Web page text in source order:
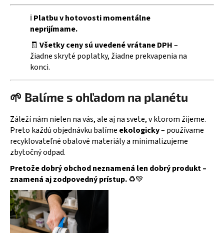
ℹ️ Platbu v hotovosti momentálne
neprijímame.
🧾 Všetky ceny sú uvedené vrátane DPH–
žiadne skryté poplatky, žiadne prekvapenia na
konci.
🌱 Balíme s ohľadom na planétu
Záleží nám nielen na vás, ale aj na svete, v ktorom žijeme.
Preto každú objednávku balíme ekologicky– používame
recyklovateľné obalové materiály a minimalizujeme
zbytočný odpad.
Pretože dobrý obchod neznamená len dobrý produkt –
znamená aj zodpovedný prístup.♻️💚